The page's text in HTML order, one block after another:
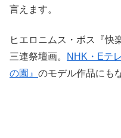
言えます。
ヒエロニムス・ボス『快
三連祭壇画。
NHK・Eテ
の園』 のモデル作品にも